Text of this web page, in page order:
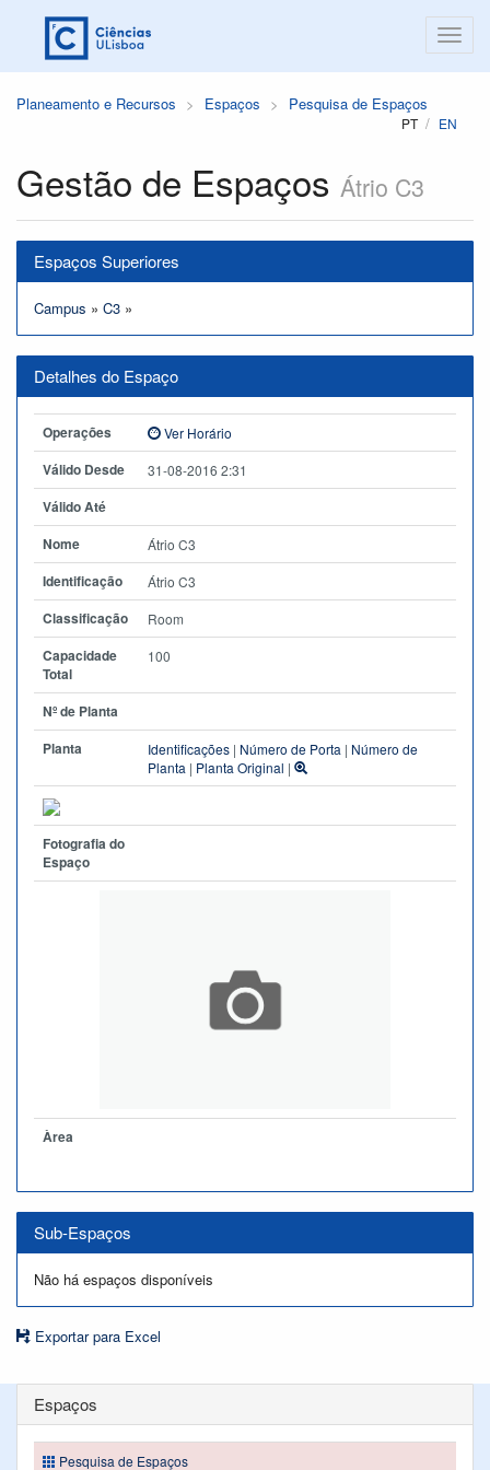
Planeamento e Recursos Espaços Pesquisa de Espaços
PT EN
Gestão de Espaços Átrio C3
Espaços Superiores
Campus » C3 »
Detalhes do Espaço
Operações Ver Horário
Válido Desde 31-08-2016 2:31
Válido Até
Nome
Átrio C3
Identificação Átrio C3
Classificação Room
Capacidade
Total
100
Nº de Planta
Planta
Identificações | Número de Porta | Número de
Planta | Planta Original |
Fotografia do
Espaço
Àrea
Sub-Espaços
Não há espaços disponíveis
Exportar para Excel
Espaços
Pesquisa de Espaços